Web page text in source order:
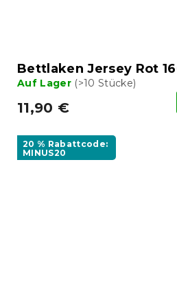
Bettlaken Jersey Rot
Auf Lager (>10 Stücke)
11,90 €
20 % Rabattcode:
MINUS20